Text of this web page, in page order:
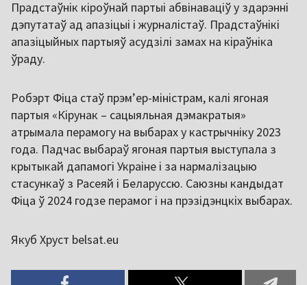
Прадстаўнік кіроўнай партыі абвінаваціў у здарэнні
дэпутатаў ад апазіцыі і журналістаў. Прадстаўнікі
апазіцыйных партыяў асудзілі замах на кіраўніка
ўраду.
Робэрт Фіца стаў прэмʼер-міністрам, калі ягоная
партыя «Кірунак – сацыяльная дэмакратыя»
атрымала перамогу на выбарах у кастрычніку 2023
года. Падчас выбараў ягоная партыя выступала з
крытыкай дапамогі Украіне і за нармалізацыю
стасункаў з Расеяй і Беларуссю. Саюзны кандыдат
Фіца ў 2024 годзе перамог і на прэзідэнцкіх выбарах.
Якуб Хруст belsat.eu